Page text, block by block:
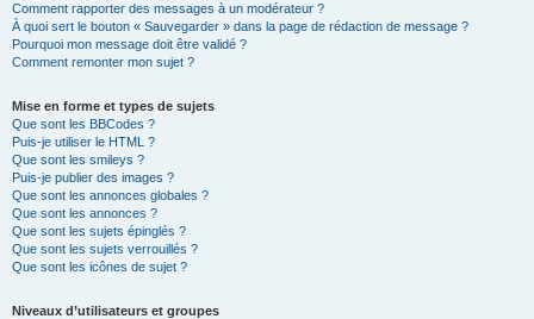
Comment rapporter des messages à un modérateur ?
À quoi sert le bouton « Sauvegarder » dans la page de rédaction de message ?
Pourquoi mon message doit être validé ?
Comment remonter mon sujet ?
Mise en forme et types de sujets
Que sont les BBCodes ?
Puis-je utiliser le HTML ?
Que sont les smileys ?
Puis-je publier des images ?
Que sont les annonces globales ?
Que sont les annonces ?
Que sont les sujets épinglés ?
Que sont les sujets verrouillés ?
Que sont les icônes de sujet ?
Niveaux d’utilisateurs et groupes